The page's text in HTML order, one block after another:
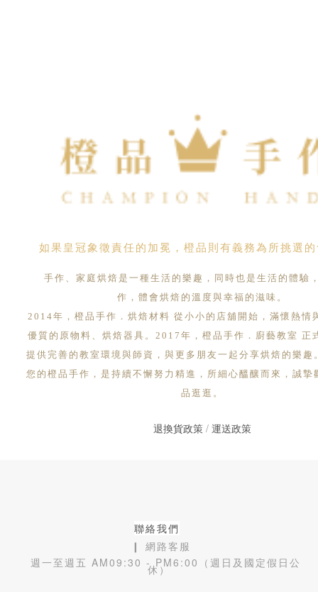
如果皇冠象徵責任的加冕，橙品則有義務為所挑選
手作、家庭烘焙是一種生活的樂趣，同時也是生活的體驗
作，體會烘焙的溫度與幸福的滋味。
2014年，橙品手作．烘焙材料 從小小的店舖開始，滿懷熱情
優質的原物料、烘焙器具。2017年，橙品手作．廚藝教室 正
提供完善的教室環境與師資，與更多朋友一起分享烘焙的樂趣
您的橙品手作，是持續不懈努力精進，所細心醞釀而來，誠摯
品逛逛。
退換貨政策/ 運送政策
聯絡我們
❙ 網路客服
週一至週五 AM09:30 - PM6:00（週日及國定假日公
休）